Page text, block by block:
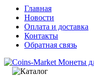
Главная
Новости
Оплата и доставка
Контакты
Обратная связь